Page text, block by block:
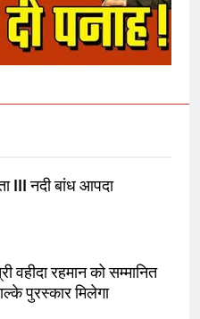
III नदी बांध आपदा
वहीदा रहमान को सम्मानित
पुरस्कार मिलेगा
अयोध्या में आने वाले भक्तों
में गांवों में बढ़ेंगी सुविधाएं: 67%